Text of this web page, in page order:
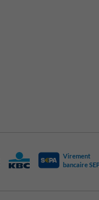
Virement
bancaire